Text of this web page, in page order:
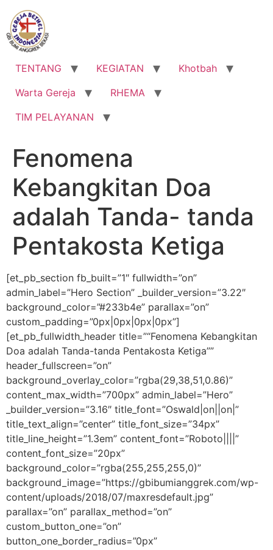
Lewati
konten
TENTANG KEGIATAN
Khotbah
Warta Gereja
RHEMA
TIM PELAYANAN
Fenomena
Kebangkitan Doa
adalah Tanda- tanda
Pentakosta Ketiga
[et_pb_section fb_built=”1″ fullwidth=”on”
admin_label=”Hero Section” _builder_version=”3.22″
background_color=”#233b4e” parallax=”on”
custom_padding=”0px|0px|0px|0px”]
[et_pb_fullwidth_header title=”“Fenomena Kebangkitan
Doa adalah Tanda-tanda Pentakosta Ketiga””
header_fullscreen=”on”
background_overlay_color=”rgba(29,38,51,0.86)”
content_max_width=”700px” admin_label=”Hero”
_builder_version=”3.16″ title_font=”Oswald|on||on|”
title_text_align=”center” title_font_size=”34px”
title_line_height=”1.3em” content_font=”Roboto||||”
content_font_size=”20px”
background_color=”rgba(255,255,255,0)”
background_image=”https://gbibumianggrek.com/wp-
content/uploads/2018/07/maxresdefault.jpg”
parallax=”on” parallax_method=”on”
custom_button_one=”on”
button_one_border_radius=”0px”